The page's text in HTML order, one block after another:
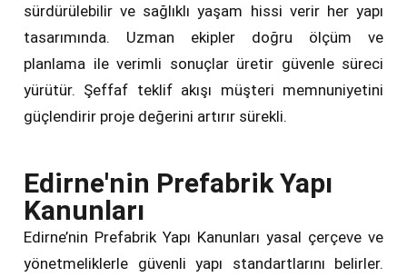
sürdürülebilir ve sağlıklı yaşam hissi verir her yapı
tasarımında. Uzman ekipler doğru ölçüm ve
planlama ile verimli sonuçlar üretir güvenle süreci
yürütür. Şeffaf teklif akışı müşteri memnuniyetini
güçlendirir proje değerini artırır sürekli.
Edirne'nin Prefabrik Yapı
Kanunları
Edirne’nin Prefabrik Yapı Kanunları yasal çerçeve ve
yönetmeliklerle güvenli yapı standartlarını belirler.